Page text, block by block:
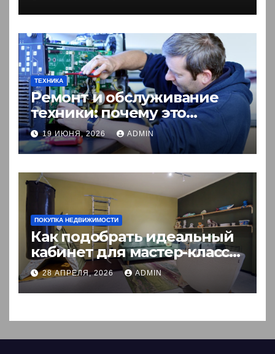
ТЕХНИКА
Ремонт и обслуживание
техники: почему это
выгоднее покупки новой?
19 ИЮНЯ, 2026 ADMIN
ПОКУПКА НЕДВИЖИМОСТИ
Как подобрать идеальный
кабинет для мастер-класса:
пошаговый гид
28 АПРЕЛЯ, 2026 ADMIN